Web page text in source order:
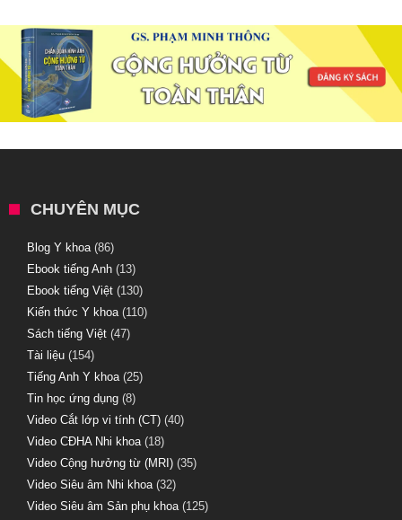
CHUYÊN MỤC
Blog Y khoa(86)
Ebook tiếng Anh (13)
Ebook tiếng Việt (130)
Kiến thức Y khoa(110)
Sách tiếng Việt (47)
Tài liệu (154)
Tiếng Anh Y khoa(25)
Tin học ứng dụng (8)
Video Cắt lớp vi tính (CT) (40)
Video CĐHA Nhi khoa(18)
Video Cộng hưởng từ (MRI) (35)
Video Siêu âm Nhi khoa(32)
Video Siêu âm Sản phụ khoa(125)